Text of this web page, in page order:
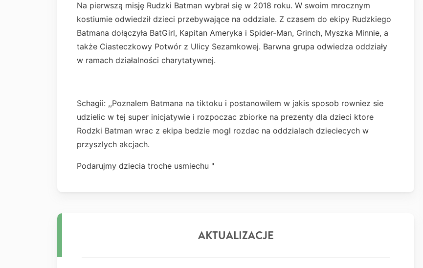
Na pierwszą misję Rudzki Batman wybrał się w 2018 roku. W swoim mrocznym
kostiumie odwiedził dzieci przebywające na oddziale. Z czasem do ekipy Rudzkiego
Batmana dołączyła BatGirl, Kapitan Ameryka i Spider-Man, Grinch, Myszka Minnie, a
także Ciasteczkowy Potwór z Ulicy Sezamkowej. Barwna grupa odwiedza oddziały
w ramach działalności charytatywnej.
Schagii: ,,Poznalem Batmana na tiktoku i postanowilem w jakis sposob rowniez sie
udzielic w tej super inicjatywie i rozpoczac zbiorke na prezenty dla dzieci ktore
Rodzki Batman wrac z ekipa bedzie mogl rozdac na oddzialach dzieciecych w
przyszlych akcjach.
Podarujmy dziecia troche usmiechu "
AKTUALIZACJE